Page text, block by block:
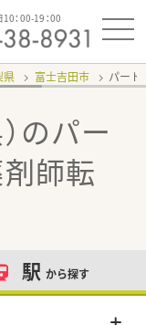
：00-19：00
県 富士吉田市 パート
のパー
師転
駅 から探す